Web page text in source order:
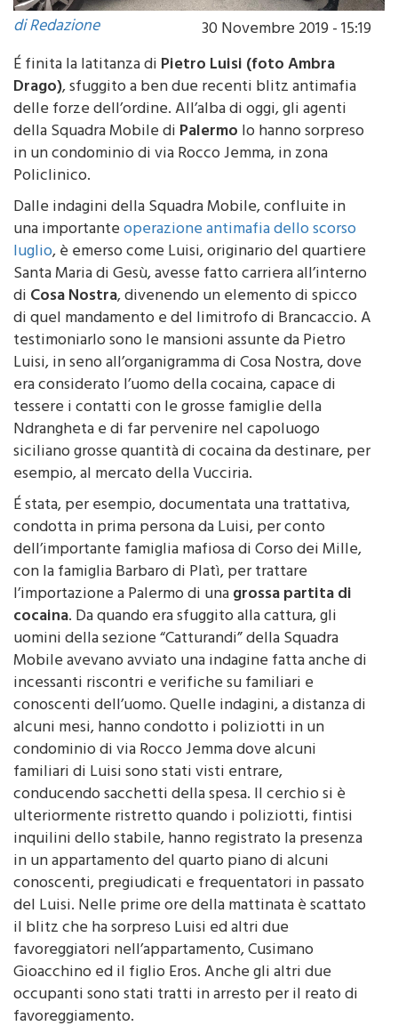
di Redazione
30 Novembre 2019 - 15:19
É finita la latitanza diPietro Luisi (foto Ambra
Drago), sfuggito a ben due recenti blitz antimafia
delle forze dell’ordine. All’alba di oggi, gli agenti
della Squadra Mobile diPalermolo hanno sorpreso
in un condominio di via Rocco Jemma, in zona
Policlinico.
Dalle indagini della Squadra Mobile, confluite in
una importanteoperazione antimafia dello scorso
luglio, è emerso come Luisi, originario del quartiere
Santa Maria di Gesù, avesse fatto carriera all’interno
diCosa Nostra, divenendo un elemento di spicco
di quel mandamento e del limitrofo di Brancaccio. A
testimoniarlo sono le mansioni assunte da Pietro
Luisi, in seno all’organigramma di Cosa Nostra, dove
era considerato l’uomo della cocaina, capace di
tessere i contatti con le grosse famiglie della
Ndrangheta e di far pervenire nel capoluogo
siciliano grosse quantità di cocaina da destinare, per
esempio, al mercato della Vucciria.
É stata, per esempio, documentata una trattativa,
condotta in prima persona da Luisi, per conto
dell’importante famiglia mafiosa di Corso dei Mille,
con la famiglia Barbaro di Platì, per trattare
l’importazione a Palermo di unagrossa partita di
cocaina. Da quando era sfuggito alla cattura, gli
uomini della sezione “Catturandi” della Squadra
Mobile avevano avviato una indagine fatta anche di
incessanti riscontri e verifiche su familiari e
conoscenti dell’uomo. Quelle indagini, a distanza di
alcuni mesi, hanno condotto i poliziotti in un
condominio di via Rocco Jemma dove alcuni
familiari di Luisi sono stati visti entrare,
conducendo sacchetti della spesa. Il cerchio si è
ulteriormente ristretto quando i poliziotti, fintisi
inquilini dello stabile, hanno registrato la presenza
in un appartamento del quarto piano di alcuni
conoscenti, pregiudicati e frequentatori in passato
del Luisi. Nelle prime ore della mattinata è scattato
il blitz che ha sorpreso Luisi ed altri due
favoreggiatori nell’appartamento, Cusimano
Gioacchino ed il figlio Eros. Anche gli altri due
occupanti sono stati tratti in arresto per il reato di
favoreggiamento.